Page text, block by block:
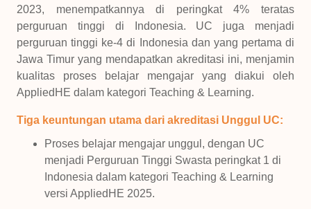
2023, menempatkannya di peringkat 4% teratas
perguruan tinggi di Indonesia. UC juga menjadi
perguruan tinggi ke-4 di Indonesia dan yang pertama di
Jawa Timur yang mendapatkan akreditasi ini, menjamin
kualitas proses belajar mengajar yang diakui oleh
AppliedHE dalam kategori Teaching & Learning.
Tiga keuntungan utama dari akreditasi Unggul UC:
Proses belajar mengajar unggul, dengan UC
menjadi Perguruan Tinggi Swasta peringkat 1 di
Indonesia dalam kategori Teaching & Learning
versi AppliedHE 2025.